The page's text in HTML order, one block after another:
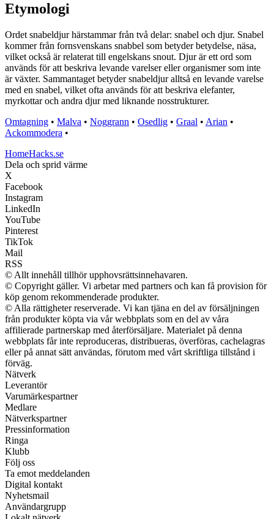
Etymologi
Ordet snabeldjur härstammar från två delar: snabel och djur. Snabel
kommer från fornsvenskans snabbel som betyder betydelse, näsa,
vilket också är relaterat till engelskans snout. Djur är ett ord som
används för att beskriva levande varelser eller organismer som inte
är växter. Sammantaget betyder snabeldjur alltså en levande varelse
med en snabel, vilket ofta används för att beskriva elefanter,
myrkottar och andra djur med liknande nosstrukturer.
Omtagning • Malva • Noggrann • Osedlig • Graal • Arian •
Ackommodera •
HomeHacks.se
Dela och sprid värme
X
Facebook
Instagram
LinkedIn
YouTube
Pinterest
TikTok
Mail
RSS
© Allt innehåll tillhör upphovsrättsinnehavaren.
© Copyright gäller. Vi arbetar med partners och kan få provision för
köp genom rekommenderade produkter.
© Alla rättigheter reserverade. Vi kan tjäna en del av försäljningen
från produkter köpta via vår webbplats som en del av våra
affilierade partnerskap med återförsäljare. Materialet på denna
webbplats får inte reproduceras, distribueras, överföras, cachelagras
eller på annat sätt användas, förutom med vårt skriftliga tillstånd i
förväg.
Nätverk
Leverantör
Varumärkespartner
Medlare
Nätverkspartner
Pressinformation
Ringa
Klubb
Följ oss
Ta emot meddelanden
Digital kontakt
Nyhetsmail
Användargrupp